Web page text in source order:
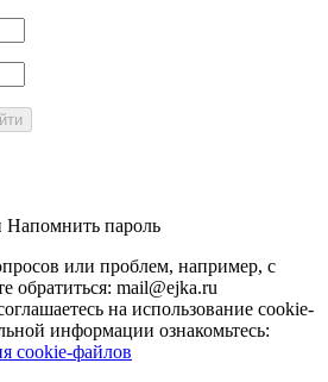
Напомнить пароль
или проблем, например, с
обратиться: mail@ejka.ru
на использование cookie-
информации ознакомьтесь:
cookie-файлов